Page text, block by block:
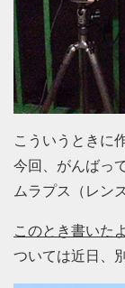
こういうときに
今回、がんばっ
ムラプス（レン
このとき書いた
ついては近日、